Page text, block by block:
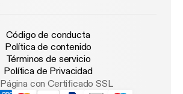
Código de conducta
Política de contenido
Términos de servicio
Política de Privacidad
Página con Certificado SSL